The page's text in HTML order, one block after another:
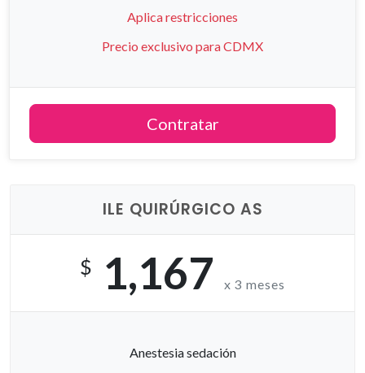
Aplica restricciones
Precio exclusivo para CDMX
Contratar
ILE QUIRÚRGICO AS
$ 1,167 x 3 meses
Anestesia sedación